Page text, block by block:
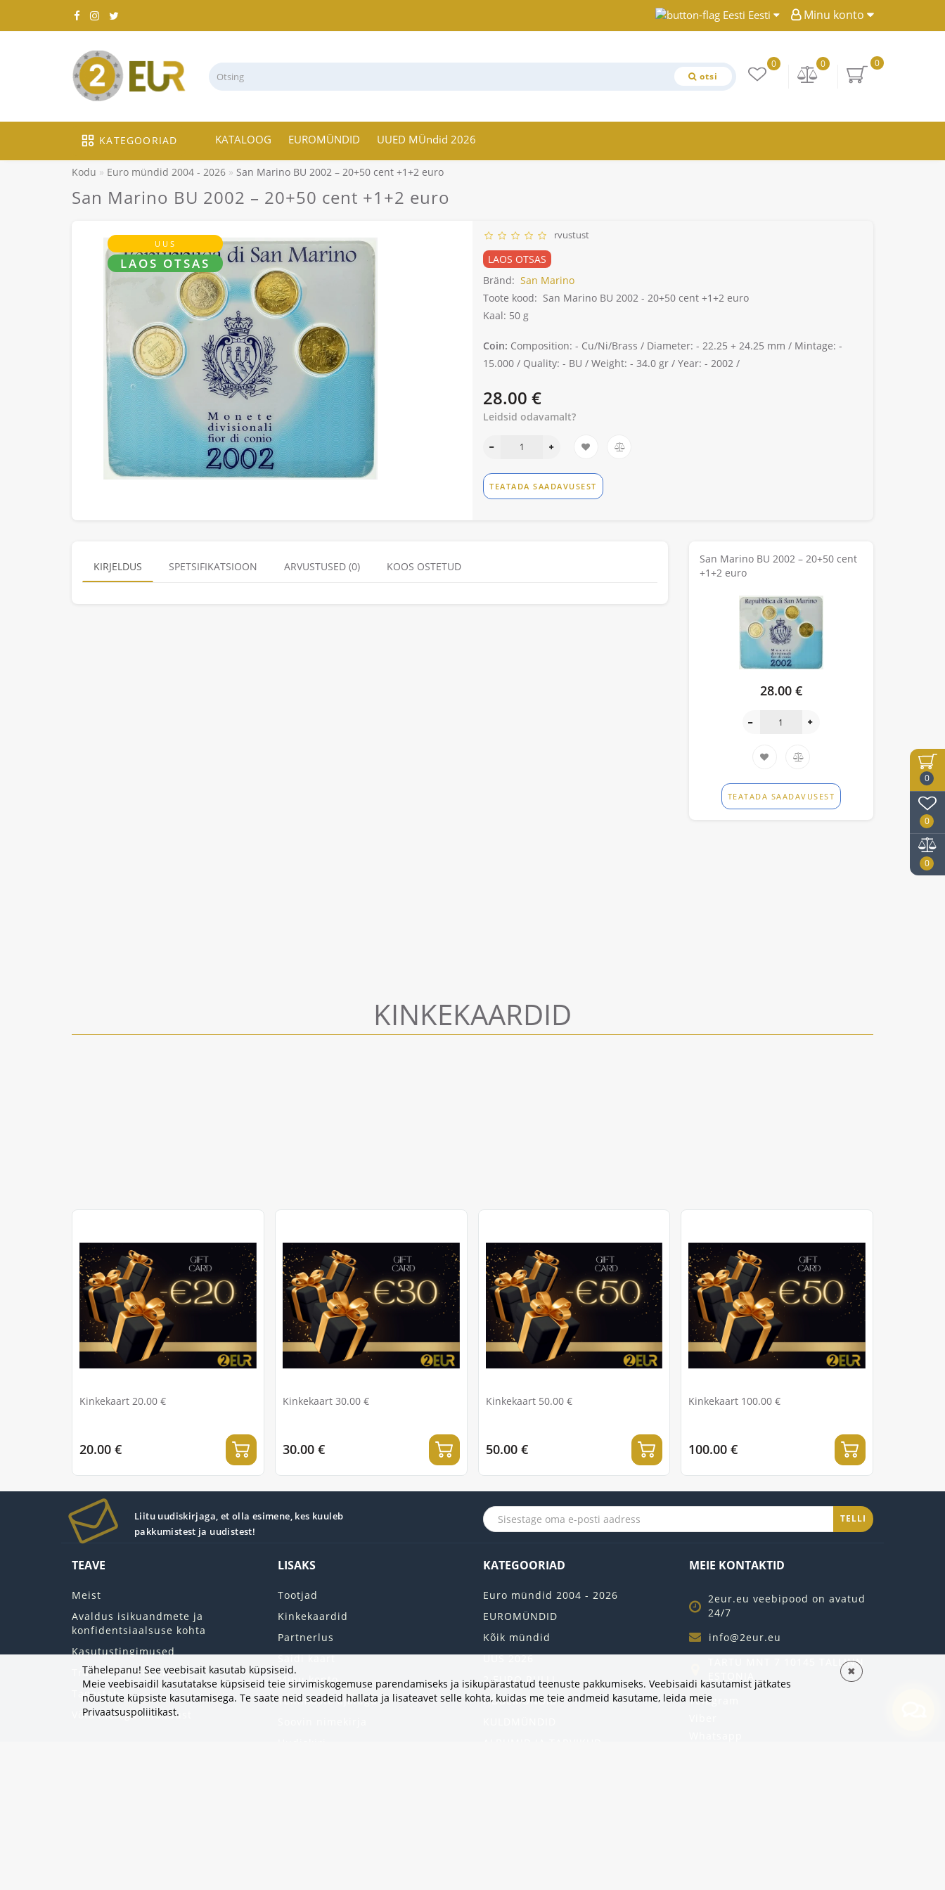
0
0
0
Minu konto
Eesti
otsi
0
0
0
KATEGOORIAD KATALOOG EUROMÜNDID UUED MÜndid 2026
Kodu Euro mündid 2004 - 2026 San Marino BU 2002 – 20+50 cent +1+2 euro
San Marino BU 2002 – 20+50 cent +1+2 euro
UUS
LAOS OTSAS
rvustust
LAOS OTSAS
Bränd: San Marino
Toote kood: San Marino BU 2002 - 20+50 cent +1+2 euro
Kaal: 50 g
Coin: Composition: - Cu/Ni/Brass / Diameter: - 22.25 + 24.25 mm / Mintage: -
15.000 / Quality: - BU / Weight: - 34.0 gr / Year: - 2002 /
28.00 €
Leidsid odavamalt?
TEATADA SAADAVUSEST
KIRJELDUS SPETSIFIKATSIOON ARVUSTUSED (0) KOOS OSTETUD
San Marino BU 2002 – 20+50 cent
+1+2 euro
28.00 €
TEATADA SAADAVUSEST
KINKEKAARDID
Kinkekaart 20.00 €
20.00 €
Kinkekaart 30.00 €
30.00 €
Kinkekaart 50.00 €
50.00 €
Kinkekaart 100.00 €
100.00 €
Liitu uudiskirjaga, et olla esimene, kes kuuleb
pakkumistest ja uudistest!
TELLI
TEAVE
Meist
Avaldus isikuandmete ja
konfidentsiaalsuse kohta
Kasutustingimused
Transpordi tingimused
Tagastab
Võta meiega ühendust
LISAKS
Tootjad
Kinkekaardid
Partnerlus
Saidi kaart
Minu konto
Tellimuste ajalugu
KATEGOORIAD
Euro mündid 2004 - 2026
EUROMÜNDID
Kõik mündid
UUS 2026
2 EURO RULLI
HÕBEMÜNDID
MEIE KONTAKTID
2eur.eu veebipood on avatud
24/7
info@2eur.eu
TARTU MNT 7 10145 TALLINN
Telegram
Tähelepanu! See veebisait kasutab küpsiseid.
Meie veebisaidil kasutatakse küpsiseid teie sirvimiskogemuse parendamiseks ja isikupärastatud teenuste pakkumiseks. Veebisaidi kasutamist jätkates
nõustute küpsiste kasutamisega. Te saate neid seadeid hallata ja lisateavet selle kohta, kuidas me teie andmeid kasutame, leida meie
Privaatsuspoliitikast.
✖